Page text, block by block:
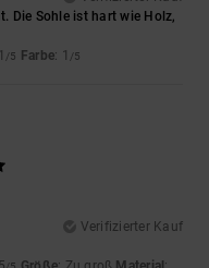
Die Sohle ist hart wie Holz,
/5 Farbe: 1 /5
Verifizierter Kauf